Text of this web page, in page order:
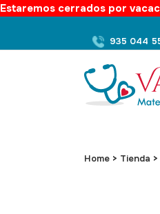
Estaremos cerrados por
935 044
Home > Tienda >